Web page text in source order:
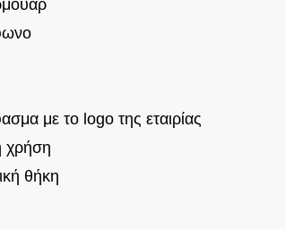
με το logo της εταιρίας
χρήση
θήκη